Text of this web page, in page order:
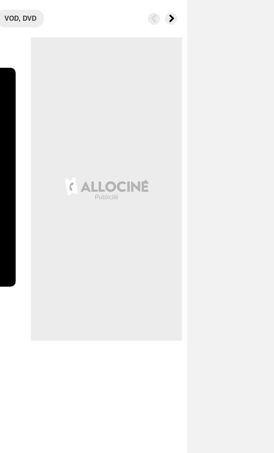
VOD, DVD